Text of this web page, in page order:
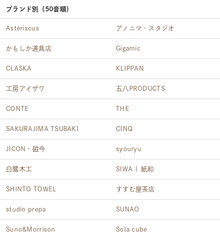
ブランド別（50音順）
Asteriscus アノニマ・スタジオ
かもしか道具店 Gigamic
CLASKA KLIPPAN
工房アイザワ 五八PRODUCTS
CONTE THE
SAKURAJIMA TSUBAKI CINQ
JICON・磁今 syouryu
白鷺木工 SIWA | 紙和
SHINTO TOWEL すすむ屋茶店
studio prepa SUNAO
Suno&Morrison Sola cube